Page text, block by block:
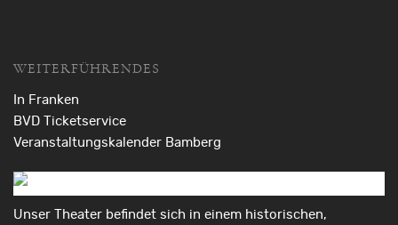
WEITERFÜHRENDES
In Franken
BVD Ticketservice
Veranstaltungskalender Bamberg
Unser Theater befindet sich in einem historischen,